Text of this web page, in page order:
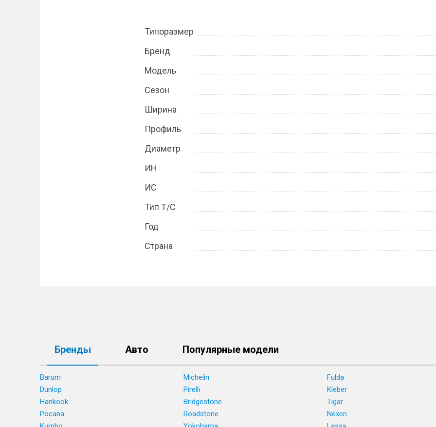
Типоразмер
Бренд
Модель
Сезон
Ширина
Профиль
Диаметр
ИН
ИС
Тип Т/С
Год
Страна
Бренды Авто Популярные модели
Barum Michelin Fulda
Dunlop
Pirelli Kleber
Hankook
Bridgestone Tigar
Росава
Roadstone Nexen